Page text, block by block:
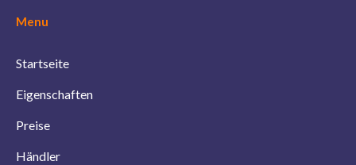
Menu
Startseite
Eigenschaften
Preise
Händler